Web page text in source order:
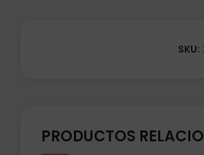
SKU:
PRODUCTOS